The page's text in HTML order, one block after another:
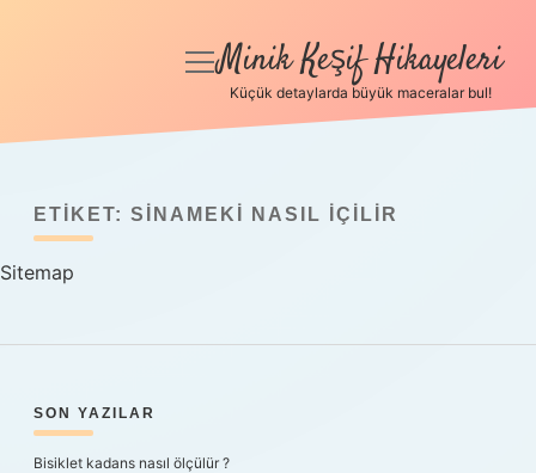
Anasayfa
Yasal Uyarı
menüyü
Minik Keşif Hikayeleri
Küçük detaylarda büyük maceralar bul!
ETIKET: SINAMEKI NASIL IÇILIR
Sitemap
SIDEBAR
SON YAZILAR
Bisiklet kadans nasıl ölçülür ?